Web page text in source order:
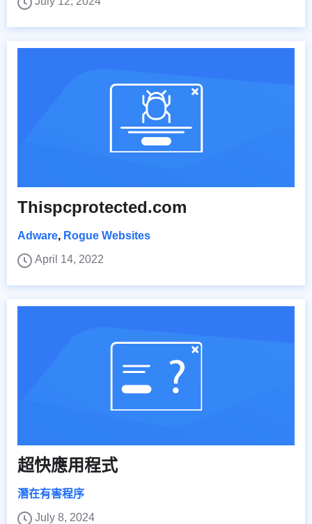
Thispcprotected.com
Adware, Rogue Websites
April 14, 2022
超快應用程式
潛在有害程序
July 8, 2024